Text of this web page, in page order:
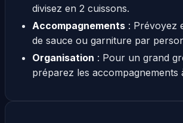
divisez en 2 cuissons.
Accompagnements: Prévoyez
de sauce ou garniture par
Organisation : Pour un grand
préparez les accompagnements